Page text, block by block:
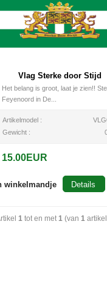
Vlag Sterke door Stijd
Het belang is groot, laat je zien!!
Feyenoord in De...
Artikelmodel :
Gewicht :
15.00EUR
winkelmandje Details
1 tot en met1 (van 1